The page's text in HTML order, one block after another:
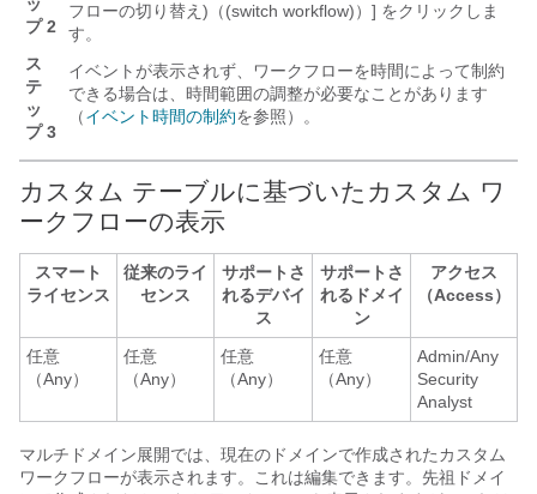
プ 2
フローの切り替え)（(switch workflow)）] をクリックしま
す。
ス
テ
ッ
プ 3
イベントが表示されず、ワークフローを時間によって制約
できる場合は、時間範囲の調整が必要なことがあります
（イベント時間の制約を参照）。
カスタム テーブルに基づいたカスタム ワ
ークフローの表示
スマート
ライセンス
従来のライ
センス
サポートさ
れるデバイ
ス
サポートさ
れるドメイ
ン
アクセス
（Access）
任意
（Any）
任意
（Any）
任意
（Any）
任意
（Any）
Admin/Any
Security
Analyst
マルチドメイン展開では、現在のドメインで作成されたカスタム
ワークフローが表示されます。これは編集できます。先祖ドメイ